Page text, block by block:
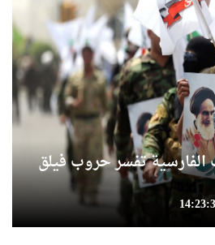
الفارسية تفسر حروب فيلق